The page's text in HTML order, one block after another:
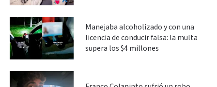
Manejaba alcoholizado y con una
licencia de conducir falsa: la multa
supera los $4 millones